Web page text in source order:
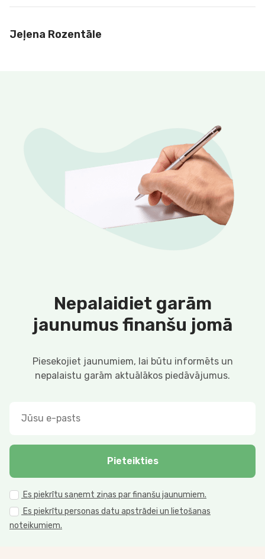
Jeļena Rozentāle
Nepalaidiet garām
jaunumus finanšu jomā
Piesekojiet jaunumiem, lai būtu informēts un
nepalaistu garām aktuālākos piedāvājumus.
Pieteikties
Es piekrītu saņemt ziņas par finanšu jaunumiem.
Es piekrītu personas datu apstrādei un lietošanas
noteikumiem.